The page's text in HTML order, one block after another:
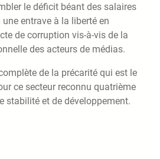
le déficit béant des salaires
entrave à la liberté en
de corruption vis-à-vis de la
des acteurs de médias.
de la précarité qui est le
ce secteur reconnu quatrième
stabilité et de développement.